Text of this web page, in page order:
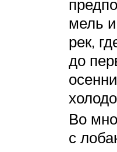
мель
рек,
до
Во
с